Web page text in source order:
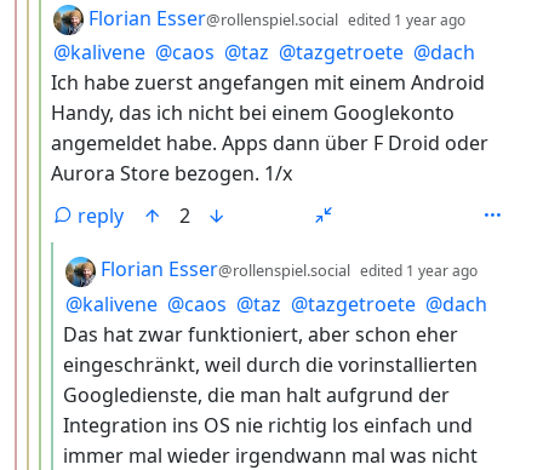
by
Florian Esser@rollenspiel.social edited 1 year ago
@kalivene @caos @taz @tazgetroete @dach
Ich habe zuerst angefangen mit einem Android
Handy, das ich nicht bei einem Googlekonto
angemeldet habe. Apps dann über F Droid oder
Aurora Store bezogen. 1/x
reply
2
by
Florian Esser@rollenspiel.social edited 1 year ago
@kalivene @caos @taz @tazgetroete @dach
Das hat zwar funktioniert, aber schon eher
eingeschränkt, weil durch die vorinstallierten
Googledienste, die man halt aufgrund der
Integration ins OS nie richtig los einfach und
immer mal wieder irgendwann mal was nicht